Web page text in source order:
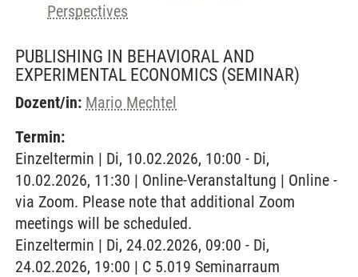
Perspectives
PUBLISHING IN BEHAVIORAL AND
EXPERIMENTAL ECONOMICS (SEMINAR)
Dozent/in: Mario Mechtel
Termin:
Einzeltermin | Di, 10.02.2026, 10:00 - Di,
10.02.2026, 11:30 | Online-Veranstaltung | Online -
via Zoom. Please note that additional Zoom
meetings will be scheduled.
Einzeltermin | Di, 24.02.2026, 09:00 - Di,
24.02.2026, 19:00 | C 5.019 Seminarraum